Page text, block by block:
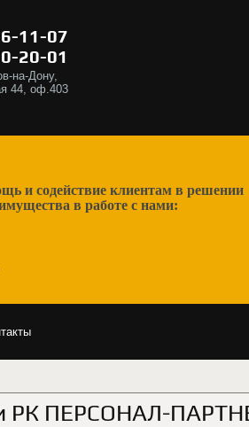
11-07
20-01
на-Дону,
44, оф.403
и содействие клиентам в решении
в работе с нами:
РК ПЕРСОНАЛ-